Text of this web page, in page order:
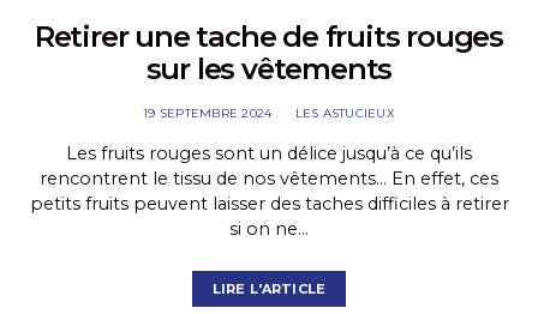
Retirer une tache de fruits rouges
sur les vêtements
19 SEPTEMBRE 2024 LES ASTUCIEUX
Les fruits rouges sont un délice jusqu’à ce qu’ils
rencontrent le tissu de nos vêtements… En effet, ces
petits fruits peuvent laisser des taches difficiles à retirer
si on ne…
LIRE L'ARTICLE